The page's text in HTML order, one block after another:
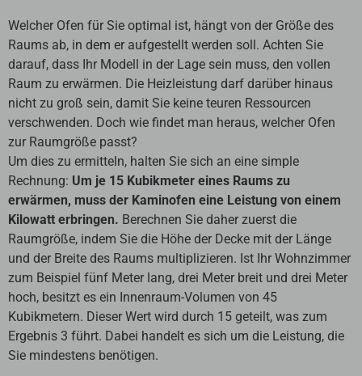
Welcher Ofen für Sie optimal ist, hängt von der Größe des
Raums ab, in dem er aufgestellt werden soll. Achten Sie
darauf, dass Ihr Modell in der Lage sein muss, den vollen
Raum zu erwärmen. Die Heizleistung darf darüber hinaus
nicht zu groß sein, damit Sie keine teuren Ressourcen
verschwenden. Doch wie findet man heraus, welcher Ofen
zur Raumgröße passt?
Um dies zu ermitteln, halten Sie sich an eine simple
Rechnung: Um je 15 Kubikmeter eines Raums zu
erwärmen, muss der Kaminofen eine Leistung von einem
Kilowatt erbringen. Berechnen Sie daher zuerst die
Raumgröße, indem Sie die Höhe der Decke mit der Länge
und der Breite des Raums multiplizieren. Ist Ihr Wohnzimmer
zum Beispiel fünf Meter lang, drei Meter breit und drei Meter
hoch, besitzt es ein Innenraum-Volumen von 45
Kubikmetern. Dieser Wert wird durch 15 geteilt, was zum
Ergebnis 3 führt. Dabei handelt es sich um die Leistung, die
Sie mindestens benötigen.